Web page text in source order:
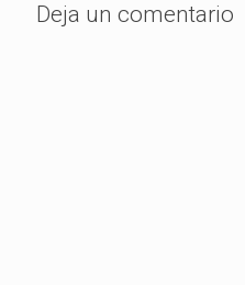
Deja un comentario